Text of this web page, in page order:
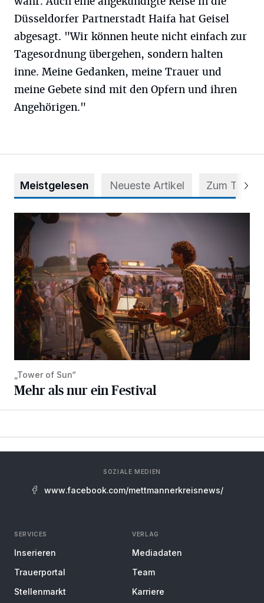
Düsseldorfer Partnerstadt Haifa hat Geisel
abgesagt. "Wir können heute nicht einfach zur
Tagesordnung übergehen, sondern halten
inne. Meine Gedanken, meine Trauer und
meine Gebete sind mit den Opfern und ihren
Angehörigen."
Meistgelesen Neueste Artikel Zum Thema
Mehr als nur ein Festival
„Tower of Sun“
Mehr als nur ein Festival
SOZIALE MEDIEN
www.facebook.com/mettmannerkreisnews/
SERVICES
Inserieren
Trauerportal
Stellenmarkt
VERLAG
Mediadaten
Team
Karriere